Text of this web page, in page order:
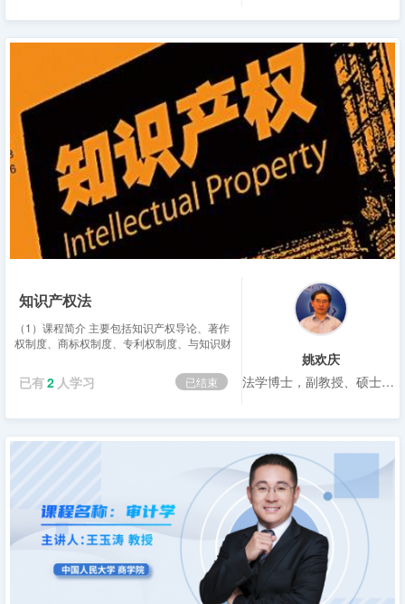
知识产权法
（1）课程简介 主要包括知识产权导论、著作
权制度、商标权制度、专利权制度、与知识财
上听讲、讨论与课后复习、阅读相结合。
（3）推荐材料及...
已结束
已有2 人学习
姚欢庆
法学博士，副教授、硕士生导师